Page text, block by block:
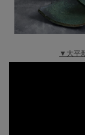
▼大平